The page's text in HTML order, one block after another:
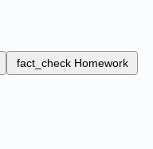
fact_check Homework